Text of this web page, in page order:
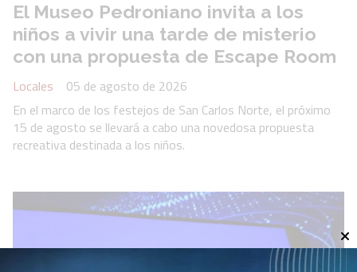
El Museo Pedroniano invita a los
niños a vivir una tarde de misterio
con una propuesta de Escape Room
Locales
05 de agosto de 2026
En el marco de los festejos de San Carlos Norte, el próximo
15 de agosto se llevará a cabo una novedosa propuesta
recreativa destinada a los niños.